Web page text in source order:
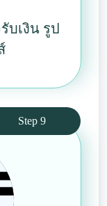
บเงิน รูป
Step 9